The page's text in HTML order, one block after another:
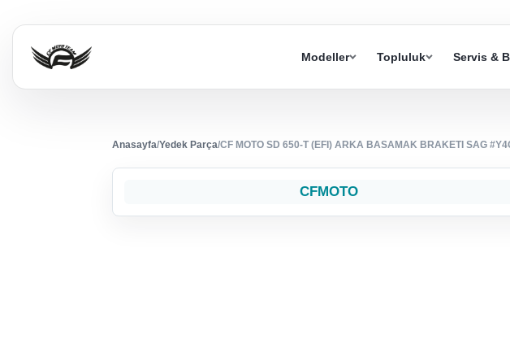
Modeller Topluluk Servis &
Anasayfa/Yedek Parça/CF MOTO SD 650-T (EFI) ARKA BASAMAK BRAKETI SAG
CFMOTO